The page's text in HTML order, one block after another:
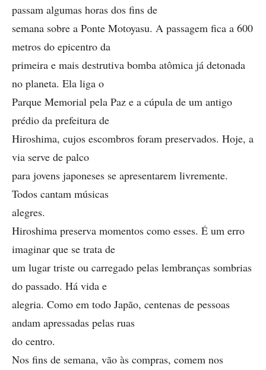
passam algumas horas dos fins de
semana sobre a Ponte Motoyasu. A passagem fica a 600
metros do epicentro da
primeira e mais destrutiva bomba atômica já detonada
no planeta. Ela liga o
Parque Memorial pela Paz e a cúpula de um antigo
prédio da prefeitura de
Hiroshima, cujos escombros foram preservados. Hoje, a
via serve de palco
para jovens japoneses se apresentarem livremente.
Todos cantam músicas
alegres.
Hiroshima preserva momentos como esses. É um erro
imaginar que se trata de
um lugar triste ou carregado pelas lembranças sombrias
do passado. Há vida e
alegria. Como em todo Japão, centenas de pessoas
andam apressadas pelas ruas
do centro.
Nos fins de semana, vão às compras, comem nos